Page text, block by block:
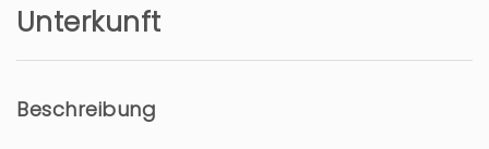
Unterkunft
Beschreibung